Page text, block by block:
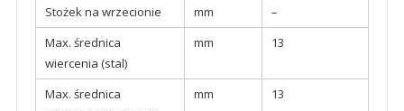
Stożek na wrzecionie mm
–
Max. średnica
wiercenia (stal)
mm 13
Max. średnica
mm 13